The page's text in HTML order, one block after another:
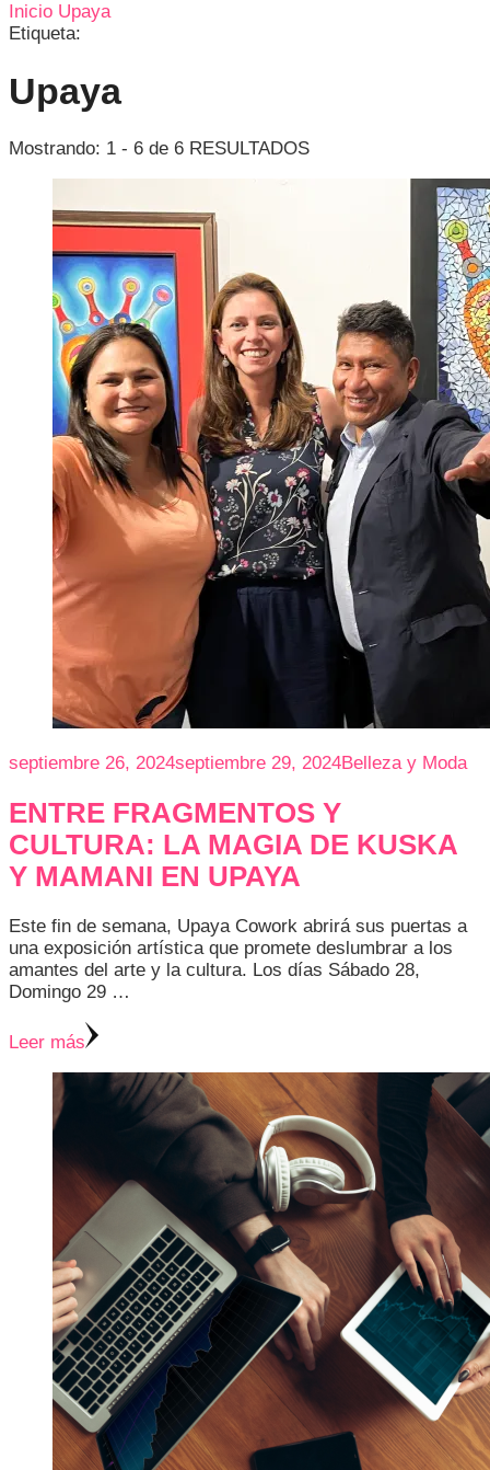
Inicio Upaya
Etiqueta:
Upaya
Mostrando: 1 - 6 de 6 RESULTADOS
septiembre 26, 2024septiembre 29, 2024Belleza y Moda
ENTRE FRAGMENTOS Y
CULTURA: LA MAGIA DE KUSKA
Y MAMANI EN UPAYA
Este fin de semana, Upaya Cowork abrirá sus puertas a
una exposición artística que promete deslumbrar a los
amantes del arte y la cultura. Los días Sábado 28,
Domingo 29 …
Leer más